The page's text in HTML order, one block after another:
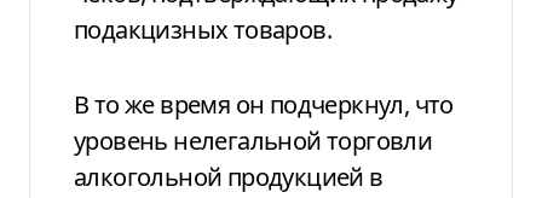
подакцизных товаров.
В то же время он подчеркнул, что
уровень нелегальной торговли
алкогольной продукцией в